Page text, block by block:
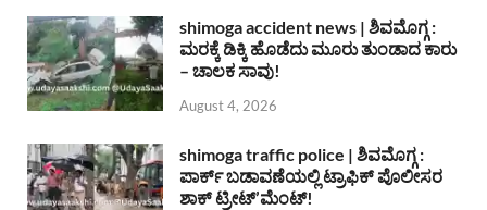
shimoga accident news | ಶಿವಮೊಗ್ಗ :
ಮರಕ್ಕೆ ಡಿಕ್ಕಿ ಹೊಡೆದು ಮೂರು ತುಂಡಾದ ಕಾರು
– ಚಾಲಕ ಸಾವು!
August 4, 2026
shimoga traffic police | ಶಿವಮೊಗ್ಗ :
ಪಾರ್ಕ್ ಬಡಾವಣೆಯಲ್ಲಿ ಟ್ರಾಫಿಕ್ ಪೊಲೀಸರ
ಶಾಕ್ ಟ್ರೀಟ್’ಮೆಂಟ್!